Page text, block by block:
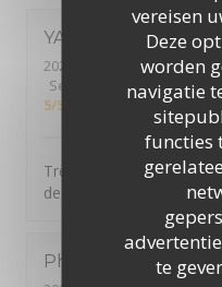
vereisen
Deze
worden
navigatie
functies
te
YANN
2026-07-30
- 19:30 - Gasten
Service
/5 Atmosfeer: 5
5/5
Très belle découverte.
des produits locaux.
Philippe